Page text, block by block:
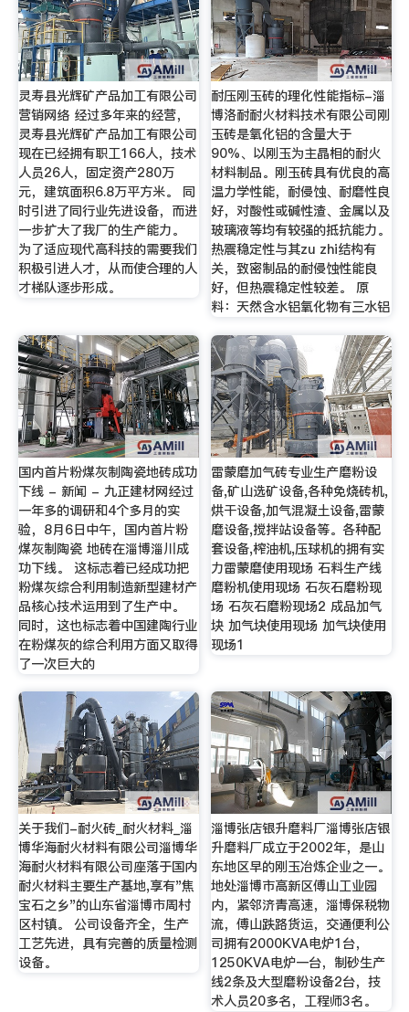
灵寿县光辉矿产品加工有限公司
营销网络 经过多年来的经营，
灵寿县光辉矿产品加工有限公司
现在已经拥有职工166人，技术
人员26人，固定资产280万
元，建筑面积6.8万平方米。 同
时引进了同行业先进设备，而进
一步扩大了我厂的生产能力。
为了适应现代高科技的需要我们
积极引进人才，从而使合理的人
才梯队逐步形成。
耐压刚玉砖的理化性能指标-淄
博洛耐耐火材料技术有限公司刚
玉砖是氧化铝的含量大于
90%、以刚玉为主晶相的耐火
材料制品。刚玉砖具有优良的高
温力学性能，耐侵蚀、耐磨性良
好，对酸性或碱性渣、金属以及
玻璃液等均有较强的抵抗能力。
热震稳定性与其zu zhi结构有
关，致密制品的耐侵蚀性能良
好，但热震稳定性较差。 原
料：天然含水铝氧化物有三水铝
国内首片粉煤灰制陶瓷地砖成功
下线 - 新闻 - 九正建材网经过
一年多的调研和4个多月的实
验，8月6日中午，国内首片粉
煤灰制陶瓷 地砖在淄博淄川成
功下线。 这标志着已经成功把
粉煤灰综合利用制造新型建材产
品核心技术运用到了生产中。
同时，这也标志着中国建陶行业
在粉煤灰的综合利用方面又取得
了一次巨大的
雷蒙磨加气砖专业生产磨粉设
备,矿山选矿设备,各种免烧砖机,
烘干设备,加气混凝土设备,雷蒙
磨设备,搅拌站设备等。各种配
套设备,榨油机,压球机的拥有实
力雷蒙磨使用现场 石料生产线
磨粉机使用现场 石灰石磨粉现
场 石灰石磨粉现场2 成品加气
块 加气块使用现场 加气块使用
现场1
关于我们-耐火砖_耐火材料_淄
博华海耐火材料有限公司淄博华
海耐火材料有限公司座落于国内
耐火材料主要生产基地,享有"焦
宝石之乡"的山东省淄博市周村
区村镇。 公司设备齐全，生产
工艺先进，具有完善的质量检测
设备。
淄博张店银升磨料厂淄博张店银
升磨料厂成立于2002年，是山
东地区早的刚玉冶炼企业之一。
地处淄博市高新区傅山工业园
内，紧邻济青高速，淄博保税物
流，傅山跌路货运，交通便利公
司拥有2000KVA电炉1台，
1250KVA电炉一台，制砂生产
线2条及大型磨粉设备2台，技
术人员20多名，工程师3名。